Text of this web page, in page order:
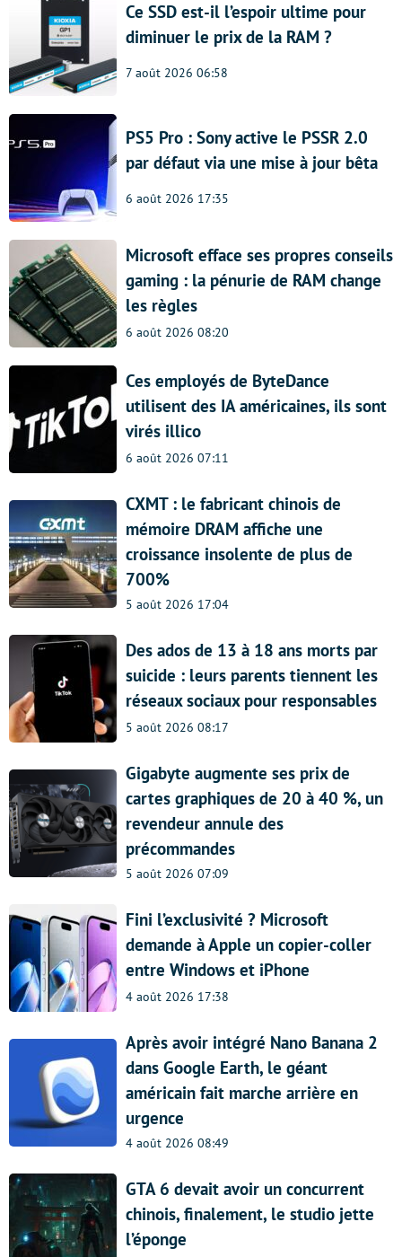
Ce SSD est-il l’espoir ultime pour
diminuer le prix de la RAM ?
7 août 2026 06:58
PS5 Pro : Sony active le PSSR 2.0
par défaut via une mise à jour bêta
6 août 2026 17:35
Microsoft efface ses propres conseils
gaming : la pénurie de RAM change
les règles
6 août 2026 08:20
Ces employés de ByteDance
utilisent des IA américaines, ils sont
virés illico
6 août 2026 07:11
CXMT : le fabricant chinois de
mémoire DRAM affiche une
croissance insolente de plus de
700%
5 août 2026 17:04
Des ados de 13 à 18 ans morts par
suicide : leurs parents tiennent les
réseaux sociaux pour responsables
5 août 2026 08:17
Gigabyte augmente ses prix de
cartes graphiques de 20 à 40 %, un
revendeur annule des
précommandes
5 août 2026 07:09
Fini l’exclusivité ? Microsoft
demande à Apple un copier-coller
entre Windows et iPhone
4 août 2026 17:38
Après avoir intégré Nano Banana 2
dans Google Earth, le géant
américain fait marche arrière en
urgence
4 août 2026 08:49
GTA 6 devait avoir un concurrent
chinois, finalement, le studio jette
l’éponge